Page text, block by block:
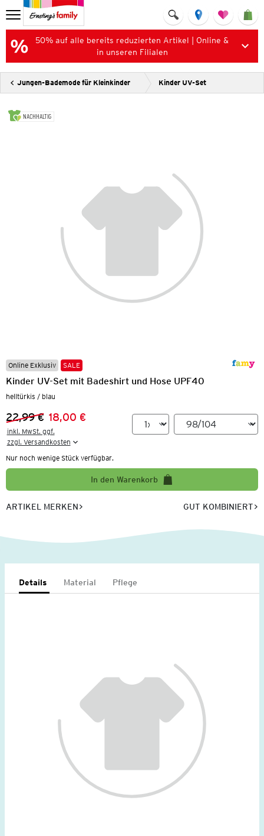
50% auf alle bereits reduzierten Artikel | Online &
in unseren Filialen
Jungen-Bademode für Kleinkinder Kinder UV-Set
NACHHALTIG
Online Exklusiv SALE
Kinder UV-Set mit Badeshirt und Hose UPF40
helltürkis / blau
Vorheriger Preis:
22,99 €
Neuer Preis:18,00 €
inkl. MwSt. ggf.
zzgl. Versandkosten
Nur noch wenige Stück verfügbar.
In den Warenkorb
ARTIKEL MERKEN GUT KOMBINIERT
Details Material Pflege